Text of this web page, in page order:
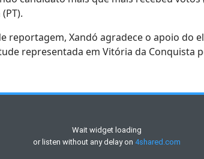
reportagem, Xandó agradece o apoio do
representada em Vitória da Conquista